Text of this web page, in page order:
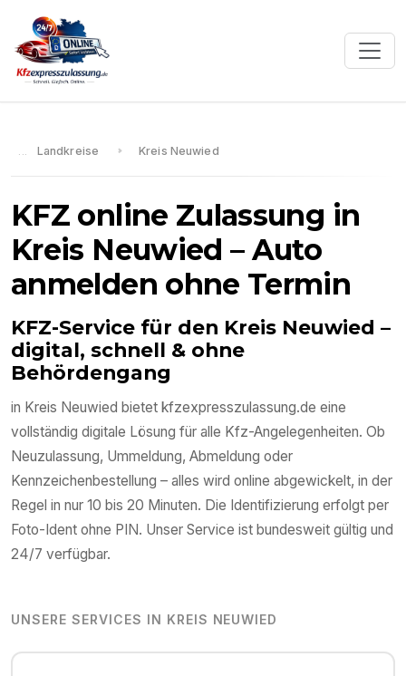
Landkreise Kreis Neuwied
KFZ online Zulassung in
Kreis Neuwied – Auto
anmelden ohne Termin
KFZ-Service für den Kreis Neuwied –
digital, schnell & ohne
Behördengang
in Kreis Neuwied bietet kfzexpresszulassung.de eine
vollständig digitale Lösung für alle Kfz-Angelegenheiten. Ob
Neuzulassung, Ummeldung, Abmeldung oder
Kennzeichenbestellung – alles wird online abgewickelt, in der
Regel in nur 10 bis 20 Minuten. Die Identifizierung erfolgt per
Foto-Ident ohne PIN. Unser Service ist bundesweit gültig und
24/7 verfügbar.
UNSERE SERVICES IN KREIS NEUWIED